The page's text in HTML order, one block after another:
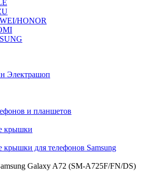
HONOR
Электрашоп
и планшетов
крышки
крышки для телефонов Samsung
Galaxy A72 (SM-A725F/FN/DS)